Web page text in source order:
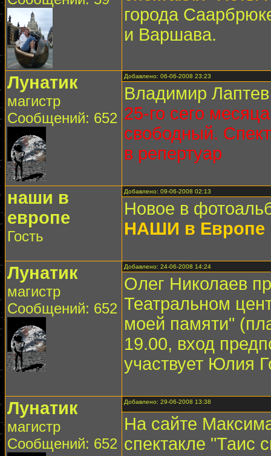
города
и Варшава.
Лунатик
магистр
Сообщений: 652
Добавлено: 06-06-2008 23:23
Владимир
25-го сего
свободный.
в репертуар
наши в
европе
Гость
Добавлено: 09-06-2008 02:13
Новое в
НАШИ в Европе
Лунатик
магистр
Сообщений: 652
Добавлено: 24-06-2008 14:24
Олег Николаев
Театральном
моей памяти"
19.00, вход
участвует Юлия
Лунатик
магистр
Сообщений: 652
Добавлено: 29-06-2008 13:38
На сайте
спектакле "Таис